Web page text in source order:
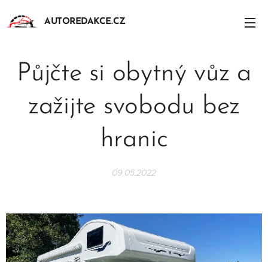
AUTOREDAKCE.CZ
Půjčte si obytný vůz a
zažijte svobodu bez
hranic
09.05.2022